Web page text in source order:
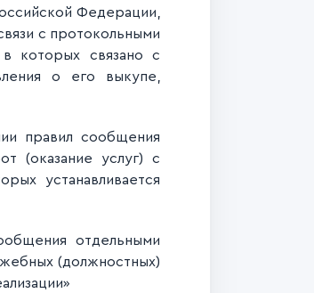
Федерации,
с протокольными
которых связано с
о его выкупе,
правил сообщения
(оказание услуг) с
устанавливается
отдельными
(должностных)